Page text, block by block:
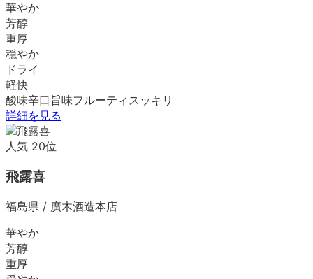
華やか
芳醇
重厚
穏やか
ドライ
軽快
酸味辛口 旨味フルーティ スッキリ
詳細を見る
人気 20位
飛露喜
福島県 / 廣木酒造本店
華やか
芳醇
重厚